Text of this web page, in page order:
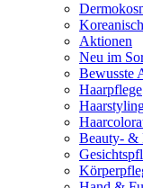
Aktionen
Neu im
Bewusste
Haarpflege
Beauty- &